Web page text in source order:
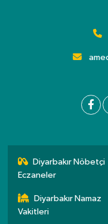
Diyarbakır Nöbetçi
Eczaneler
Diyarbakır Namaz
Vakitleri